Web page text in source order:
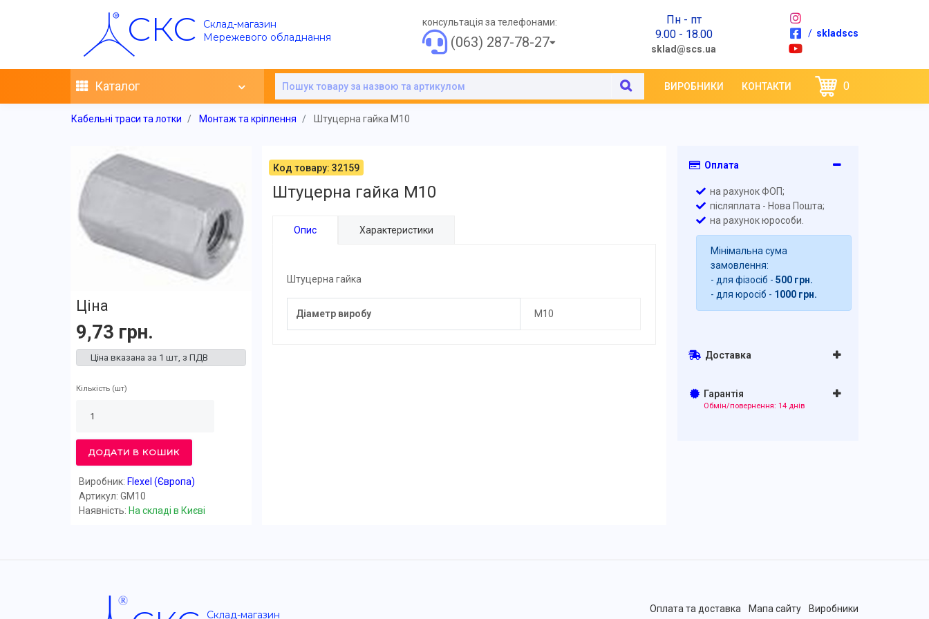
СКС
Склад-магазин
Мережевого обладнання
консультація за телефонами:
(063) 287-78-27
Пн - пт
9.00 - 18.00
sklad@scs.ua
/ skladscs
Каталог ВИРОБНИКИ КОНТАКТИ 0
Кабельні траси та лотки Монтаж та кріплення Штуцерна гайка М10
Ціна
9,73 грн.
Ціна вказана за 1 шт, з ПДВ
Кількість (шт)
ДОДАТИ В КОШИК
Виробник: Flexel (Європа)
Артикул: GM10
Наявність: На складі в Києві
Код товару: 32159
Штуцерна гайка М10
Опис Характеристики
Штуцерна гайка
Діаметр виробу M10
Оплата
на рахунок ФОП;
післяплата - Нова Пошта;
на рахунок юрособи.
Мінімальна сума
замовлення:
- для фізосіб - 500 грн.
- для юросіб - 1000 грн.
Доставка
Гарантія
Обмін/повернення: 14 днів
Склад-магазин Оплата та доставка Мапа сайту Виробники